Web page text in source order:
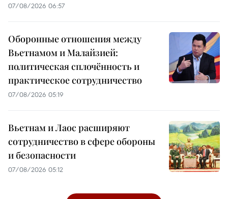
07/08/2026 06:57
Оборонные отношения между
Вьетнамом и Малайзией:
политическая сплочённость и
практическое сотрудничество
07/08/2026 05:19
Вьетнам и Лаос расширяют
сотрудничество в сфере обороны
и безопасности
07/08/2026 05:12